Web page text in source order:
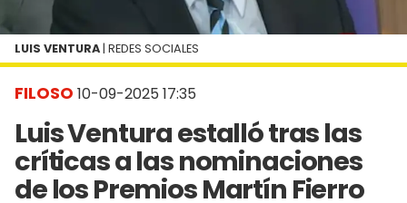
FILOSO 10-09-2025 17:35
Luis Ventura estalló tras las
críticas a las nominaciones
de los Premios Martín Fierro
LUIS VENTURA | REDES SOCIALES